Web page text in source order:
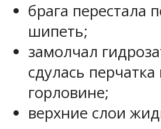
брага перестала
шипеть;
замолчал
сдулась перчатка
горловине;
верхние слои